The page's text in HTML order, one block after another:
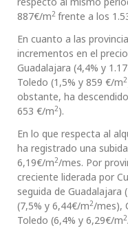
887€/m2 frente a los
En cuanto a las
incrementos en el
Guadalajara (4,4% y
Toledo (1,5% y 859 €/m2
obstante, ha
653 €/m2).
En lo que respecta al
ha registrado una
6,19€/m2/mes. Por
creciente liderada por
seguida de Guadalajara
(7,5% y 6,44€/m2/mes),
Toledo (6,4% y 6,29€/m2